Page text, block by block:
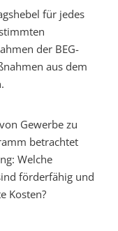
für jedes
der BEG-
aus dem
Gewerbe zu
betrachtet
Welche
förderfähig und
Kosten?